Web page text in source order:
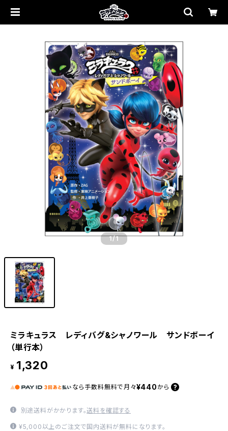
1/1
ミラキュラス レディバグ&シャノワール サンドボーイ
（単行本）
¥ 1,320
なら 手数料無料で 月々¥440 から
別途送料がかかります。送料を確認する
¥5,000以上のご注文で国内送料が無料になります。